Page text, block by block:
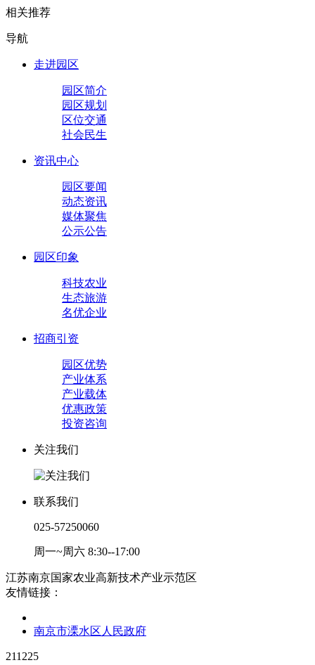
相关推荐
导航
走进园区
园区简介
园区规划
区位交通
社会民生
资讯中心
园区要闻
动态资讯
媒体聚焦
公示公告
园区印象
科技农业
生态旅游
名优企业
招商引资
园区优势
产业体系
产业载体
优惠政策
投资咨询
关注我们
联系我们
025-57250060
周一~周六 8:30--17:00
江苏南京国家农业高新技术产业示范区
友情链接：
南京市溧水区人民政府
211225